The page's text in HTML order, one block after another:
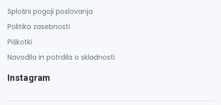
Splošni pogoji poslovanja
Politika zasebnosti
Piškotki
Navodila in potrdila o skladnosti
Instagram